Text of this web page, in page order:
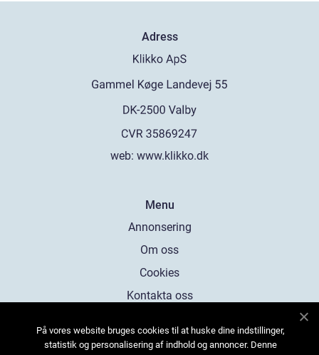
Adress
web: www.klikko.dk
Menu
Annonsering
Om oss
Cookies
Kontakta oss
På vores website bruges cookies til at huske dine indstillinger,
statistik og personalisering af indhold og annoncer. Denne